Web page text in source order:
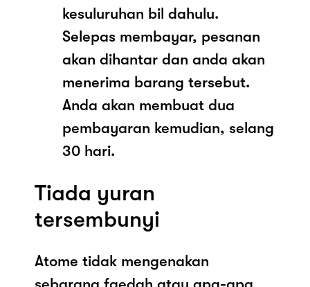
kesuluruhan bil dahulu.
Selepas membayar, pesanan
akan dihantar dan anda akan
menerima barang tersebut.
Anda akan membuat dua
pembayaran kemudian, selang
30 hari.
Tiada yuran
tersembunyi
Atome tidak mengenakan